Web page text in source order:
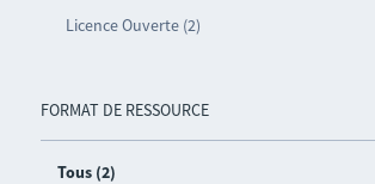
Licence Ouverte (2)
FORMAT DE RESSOURCE
Tous (2)